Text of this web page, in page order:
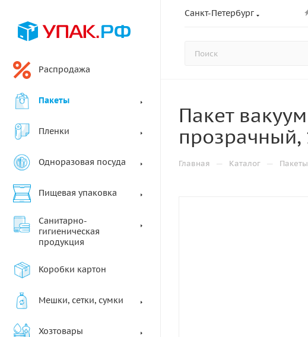
Санкт-Петербург
Распродажа
Пакеты
Пленки
Одноразовая посуда
Пищевая упаковка
Санитарно-
гигиеническая
продукция
Коробки картон
Мешки, сетки, сумки
Хозтовары
Пакет
прозрачный,
Главная — Каталог — Пакеты